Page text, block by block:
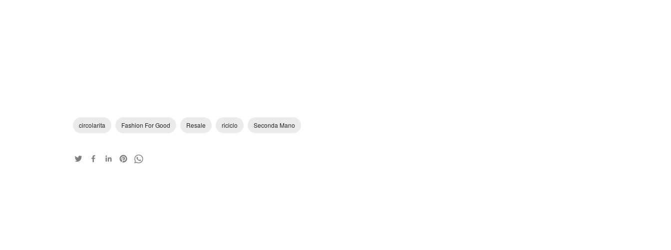
circolarita Fashion For Good Resale riciclo Seconda Mano